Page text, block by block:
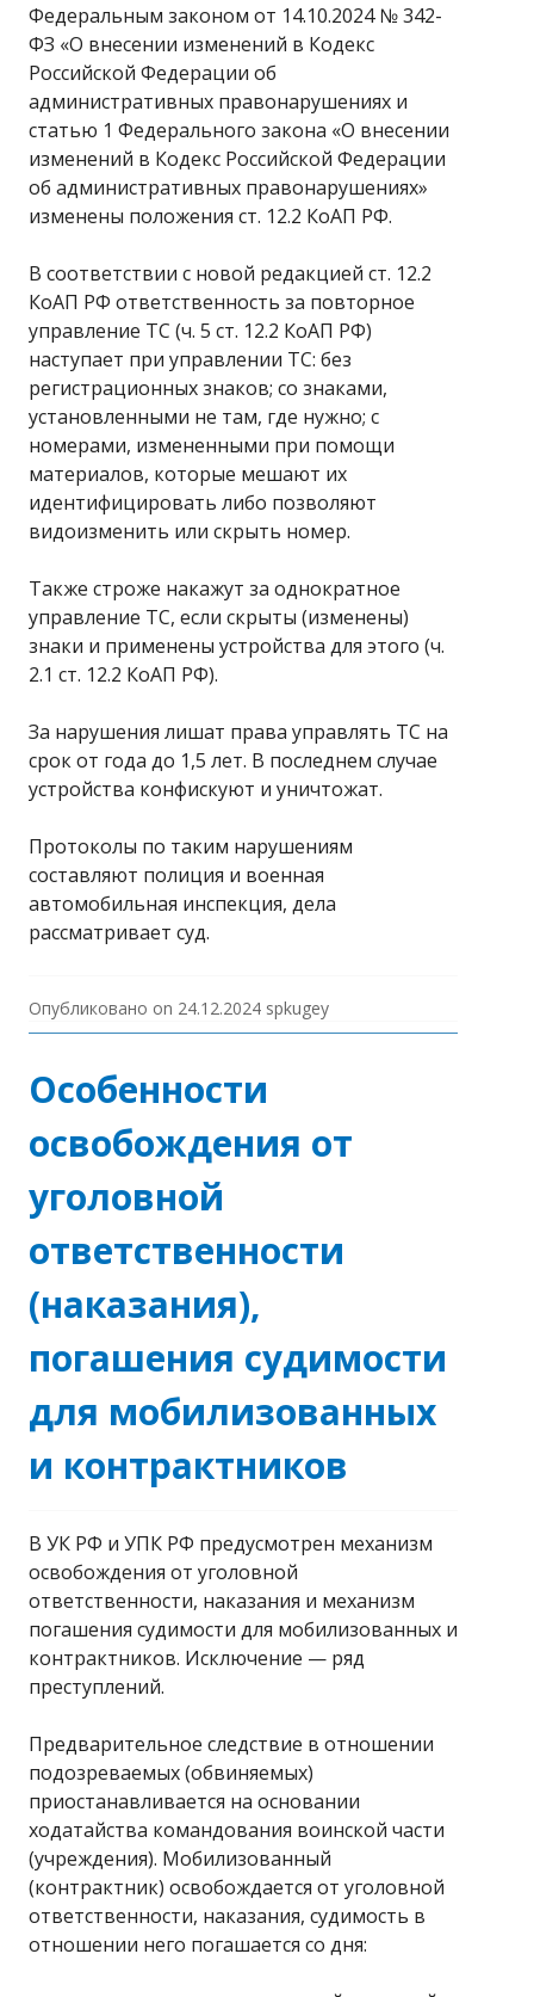
Федеральным законом от 14.10.2024 № 342-
ФЗ «О внесении изменений в Кодекс
Российской Федерации об
административных правонарушениях и
статью 1 Федерального закона «О внесении
изменений в Кодекс Российской Федерации
об административных правонарушениях»
изменены положения ст. 12.2 КоАП РФ.
В соответствии с новой редакцией ст. 12.2
КоАП РФ ответственность за повторное
управление ТС (ч. 5 ст. 12.2 КоАП РФ)
наступает при управлении ТС: без
регистрационных знаков; со знаками,
установленными не там, где нужно; с
номерами, измененными при помощи
материалов, которые мешают их
идентифицировать либо позволяют
видоизменить или скрыть номер.
Также строже накажут за однократное
управление ТС, если скрыты (изменены)
знаки и применены устройства для этого (ч.
2.1 ст. 12.2 КоАП РФ).
За нарушения лишат права управлять ТС на
срок от года до 1,5 лет. В последнем случае
устройства конфискуют и уничтожат.
Протоколы по таким нарушениям
составляют полиция и военная
автомобильная инспекция, дела
рассматривает суд.
Опубликовано on 24.12.2024 spkugey
Особенности
освобождения от
уголовной
ответственности
(наказания),
погашения судимости
для мобилизованных
и контрактников
В УК РФ и УПК РФ предусмотрен механизм
освобождения от уголовной
ответственности, наказания и механизм
погашения судимости для мобилизованных и
контрактников. Исключение — ряд
преступлений.
Предварительное следствие в отношении
подозреваемых (обвиняемых)
приостанавливается на основании
ходатайства командования воинской части
(учреждения). Мобилизованный
(контрактник) освобождается от уголовной
ответственности, наказания, судимость в
отношении него погашается со дня: